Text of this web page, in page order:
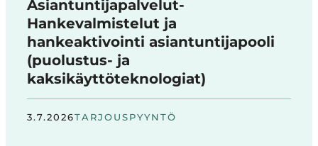
Asiantuntijapalvelut-
Hankevalmistelut ja
hankeaktivointi asiantuntijapooli
(puolustus- ja
kaksikäyttöteknologiat)
3.7.2026TARJOUSPYYNTÖ